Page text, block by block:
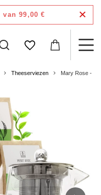
van 99,00 €
Theeserviezen Mary Rose -